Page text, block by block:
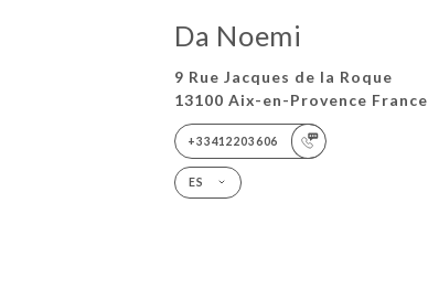
Da Noemi
9 Rue Jacques de la Roque
13100 Aix-en-Provence France
+33412203606
ES